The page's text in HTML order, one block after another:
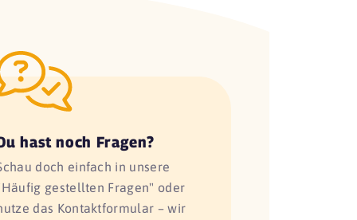
hast noch Fragen?
doch einfach in unsere
gestellten Fragen" oder
das Kontaktformular – wir